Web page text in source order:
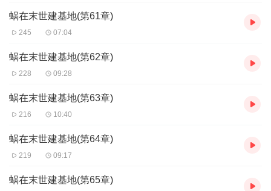
蜗在末世建基地(第61章)
245 07:04
蜗在末世建基地(第62章)
228 09:28
蜗在末世建基地(第63章)
216 10:40
蜗在末世建基地(第64章)
219 09:17
蜗在末世建基地(第65章)